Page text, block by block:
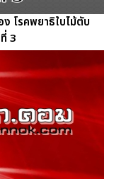
โรคพยาธิใบไม้ตับ
3